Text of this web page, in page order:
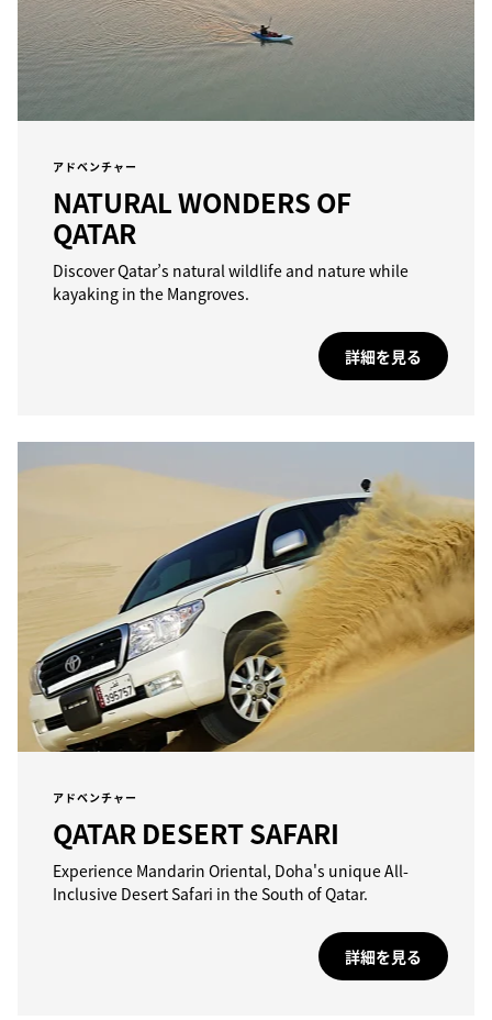
アドベンチャー
NATURAL WONDERS OF
QATAR
Discover Qatar’s natural wildlife and nature while
kayaking in the Mangroves.
詳細を見る
アドベンチャー
QATAR DESERT SAFARI
Experience Mandarin Oriental, Doha's unique All-
Inclusive Desert Safari in the South of Qatar.
詳細を見る